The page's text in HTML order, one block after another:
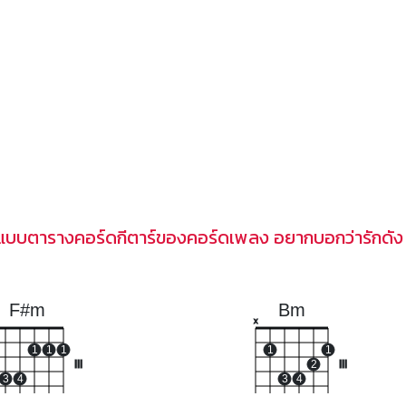
บบตารางคอร์ดกีตาร์ของคอร์ดเพลง อยากบอกว่ารักดั
F#m
3 4
1 1 1
Bm
x
1
3 4
2
1